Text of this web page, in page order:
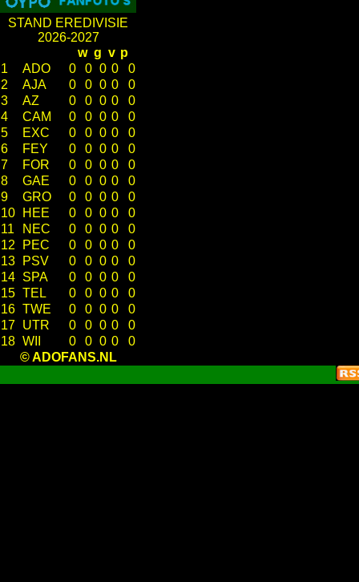
STAND EREDIVISIE
2026-2027
w g v p
1
ADO 0 0 0 0
0
2
AJA 0 0 0 0
0
3
AZ 0 0 0 0
0
4
CAM 0 0 0 0
0
5
EXC 0 0 0 0
0
6
FEY 0 0 0 0
0
7
FOR 0 0 0 0
0
8
GAE 0 0 0 0
0
9
GRO 0 0 0 0
0
10
HEE 0 0 0 0
0
11
NEC 0 0 0 0
0
12
PEC 0 0 0 0
0
13
PSV 0 0 0 0
0
14 SPA 0 0 0 0
0
15 TEL 0 0 0 0
0
16 TWE 0 0 0 0
0
17 UTR 0 0 0 0
0
18 WII 0 0 0 0
0
© ADOFANS.NL